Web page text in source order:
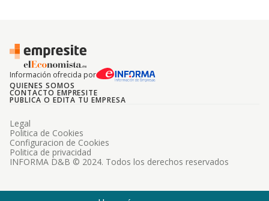
Información ofrecida por
QUIENES SOMOS
CONTACTO EMPRESITE
PUBLICA O EDITA TU EMPRESA
INFORMA D&B © 2024. Todos los derechos reservados
Legal
Politica de Cookies
Configuracion de Cookies
Politica de privacidad